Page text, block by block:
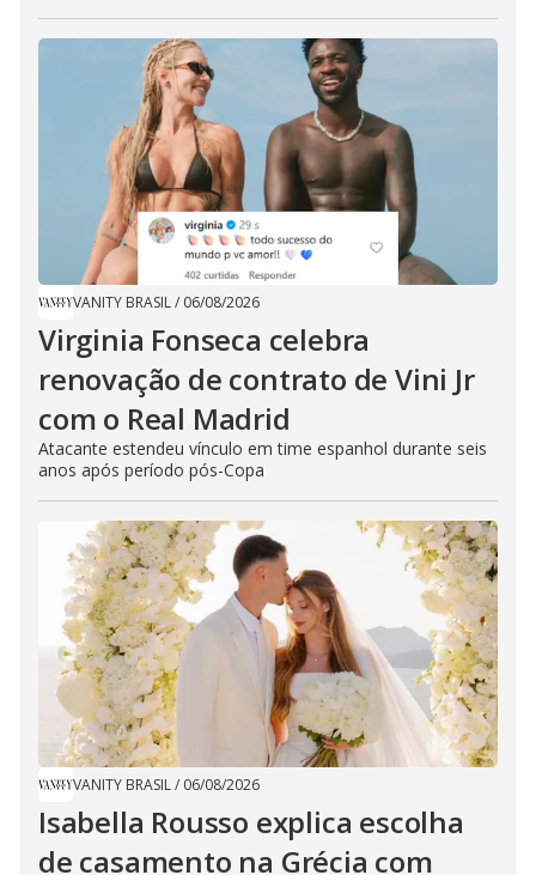
VANITY BRASIL/ 06/08/2026
Virginia Fonseca celebra
renovação de contrato de Vini Jr
com o Real Madrid
Atacante estendeu vínculo em time espanhol durante seis
anos após período pós-Copa
VANITY BRASIL/ 06/08/2026
Isabella Rousso explica escolha
de casamento na Grécia com